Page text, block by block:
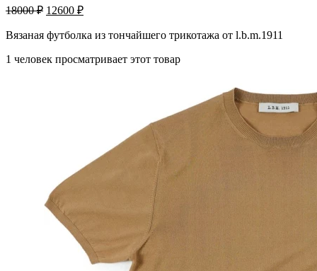
18000₽ 12600 ₽
Вязаная футболка из тончайшего трикотажа от l.b.m.1911
1 человек просматривает этот товар